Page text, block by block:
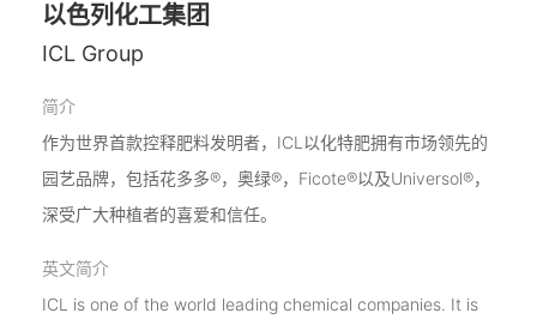
以色列化工集团
ICL Group
简介
作为世界首款控释肥料发明者，ICL以化特肥拥有市场领先的
园艺品牌，包括花多多®，奥绿®，Ficote®以及Universol®，
深受广大种植者的喜爱和信任。
英文简介
ICL is one of the world leading chemical companies. It is